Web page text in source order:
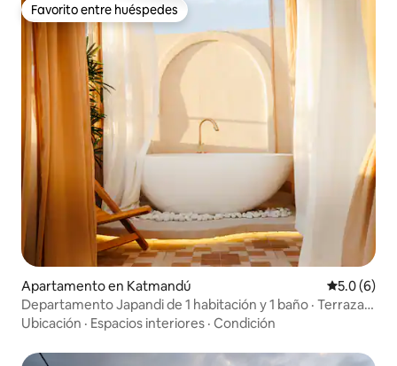
Favorito entre huéspedes
Favorito entre huéspedes
Apartamento en Katmandú
5.0 (6)
Departamento Japandi de 1 habitación y 1 baño · Terraza,
bañera profunda y ducha con vista al cielo
Ubicación · Espacios interiores · Condición